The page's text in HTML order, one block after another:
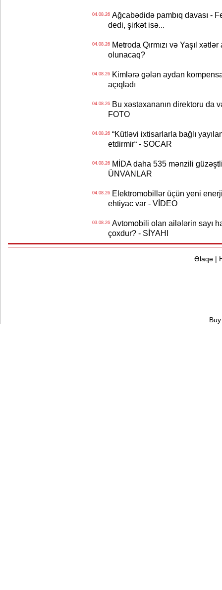
04.08.26Ağcabədidə pambıq davası -
dedi, şirkət isə...
04.08.26Metroda Qırmızı və Yaşıl
olunacaq?
04.08.26Kimlərə gələn aydan
açıqladı
04.08.26Bu xəstəxananın direktoru da
FOTO
04.08.26“Kütləvi ixtisarlarla bağlı
etdirmir“ - SOCAR
04.08.26MİDA daha 535 mənzili güzəştli
ÜNVANLAR
04.08.26Elektromobillər üçün yeni
ehtiyac var - VİDEO
03.08.26Avtomobili olan ailələrin sayı
çoxdur? - SİYAHI
Əlaqə|